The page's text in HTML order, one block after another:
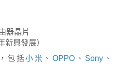
器晶片
新興發展）
包括小米、OPPO、Sony、